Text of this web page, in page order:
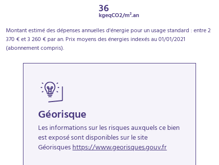
36
kgeqCO2/m².an
Montant estimé des dépenses annuelles d'énergie pour un usage standard : entre 2
370 € et 3 260 € par an. Prix moyens des énergies indexés au 01/01/2021
(abonnement compris).
Géorisque
Les informations sur les risques auxquels ce bien
est exposé sont disponibles sur le site
Géorisqueshttps://www.georisques.gouv.fr